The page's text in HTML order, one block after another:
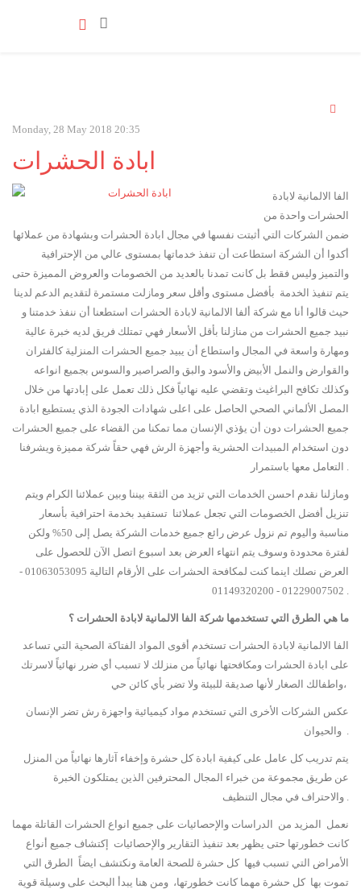
Monday, 28 May 2018 20:35
ابادة الحشرات
الفا الالمانية لابادة
الحشرات واحدة من
ضمن الشركات التي أثبتت نفسها في مجال ابادة الحشرات وبشهادة من عملائها
أكدوا أن الشركة استطاعت أن تنفذ خدماتها بمستوى عالي من الإحترافية
والتميز وليس فقط بل كانت تمدنا بالعديد من الخصومات والعروض المميزة حتى
يتم تنفيذ الخدمة بأفضل مستوى وأقل سعر ومازلت مستمرة لتقديم الدعم لدينا
حيث قالوا أنا مع شركة ألفا الالمانية لابادة الحشرات استطعنا أن ننفذ خدمتنا و
نبيد جميع الحشرات من منازلنا بأقل الأسعار فهي تمتلك فريق لديه خبرة عالية
ومهارة واسعة في المجال واستطاع أن يبيد جميع الحشرات المنزلية كالفئران
والقوارض والنمل الأبيض والأسود والبق والصراصير والسوس بجميع انواعه
وكذلك تكافح البراغيث وتقضي عليه نهائياً فكل ذلك تعمل على إبادتها من خلال
المصل الألماني الصحي الحاصل على اعلى شهادات الجودة الذي يستطيع ابادة
جميع الحشرات دون أن يؤذي الإنسان مما تمكنا من القضاء على جميع الحشرات
دون استخدام المبيدات الحشرية وأجهزة الرش فهي حقاً شركة مميزة ويشرفنا
التعامل معها باستمرار .
ومازلنا نقدم احسن الخدمات التي تزيد من الثقة بيننا وبين عملائنا الكرام ويتم
تنزيل أفضل الخصومات التي تجعل عملائنا تستفيد بخدمة احترافية بأسعار
مناسبة واليوم تم نزول عرض رائع جميع خدمات الشركة يصل إلى 50% ولكن
لفترة محدودة وسوف يتم انتهاء العرض بعد اسبوع اتصل الآن للحصول على
العرض نصلك اينما كنت لمكافحة الحشرات على الأرقام التالية 01063053095 -
01229007502 - 01149320200 .
ما هي الطرق التي تستخدمها شركة الفا الالمانية لابادة الحشرات ؟
الفا الالمانية لابادة الحشرات تستخدم أقوى المواد الفتاكة الصحية التي تساعد
على ابادة الحشرات ومكافحتها نهائياً من منزلك لا تسبب أي ضرر نهائياً لاسرتك
واطفالك الصغار لأنها صديقة للبيئة ولا تضر بأي كائن حي،
عكس الشركات الأخرى التي تستخدم مواد كيميائية واجهزة رش تضر الإنسان
والحيوان .
يتم تدريب كل عامل على كيفية ابادة كل حشرة وإخفاء آثارها نهائياً من المنزل
عن طريق مجموعة من خبراء المجال المحترفين الذين يمتلكون الخبرة
والاحتراف في مجال التنظيف .
نعمل المزيد من الدراسات والإحصائيات على جميع انواع الحشرات القاتلة مهما
كانت خطورتها حتى يظهر بعد تنفيذ التقارير والإحصائيات إكتشاف جميع أنواع
الأمراض التي تسبب فيها كل حشرة للصحة العامة ونكتشف ايضاً الطرق التي
تموت بها كل حشرة مهما كانت خطورتها، ومن هنا يبدأ البحث على وسيلة قوية